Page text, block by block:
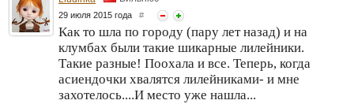
29 июля 2015 года #
Как то шла по городу (пару лет назад) и на
клумбах были такие шикарные лилейники.
Такие разные! Поохала и все. Теперь, когда
асиендочки хвалятся лилейниками- и мне
захотелось....И место уже нашла...